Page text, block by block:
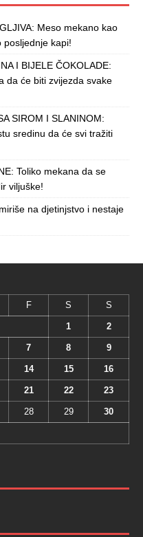
Meso mekano kao
posljednje kapi!
I BIJELE ČOKOLADE:
da će biti zvijezda svake
SIROM I SLANINOM:
sredinu da će svi tražiti
Toliko mekana da se
viljuške!
na djetinjstvo i nestaje
F S S
1 2
7 8 9
14 15 16
21 22 23
28 29 30